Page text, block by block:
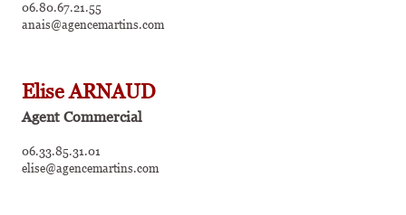
06.80.67.21.55
anais@agencemartins.com
Elise ARNAUD
Agent Commercial
06.33.85.31.01
elise@agencemartins.com